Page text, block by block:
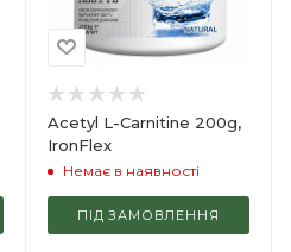
Acetyl L-Carnitine 200g,
IronFlex
Немає в наявності
ПІД ЗАМОВЛЕННЯ